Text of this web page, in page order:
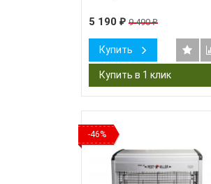
5 190 ₽ 9 490₽
Купить
-46%